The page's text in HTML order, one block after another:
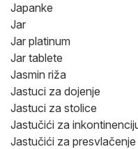
Japanke
Jar
Jar platinum
Jar tablete
Jasmin riža
Jastuci za dojenje
Jastuci za stolice
Jastučići za
Jastučići za presvlačenje